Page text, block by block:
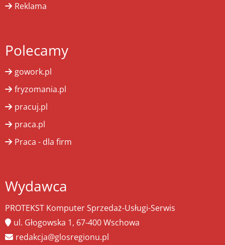
Reklama
Polecamy
gowork.pl
fryzomania.pl
pracuj.pl
praca.pl
Praca - dla firm
Wydawca
PROTEKST Komputer Sprzedaż-Usługi-Serwis
ul. Głogowska 1, 67-400 Wschowa
redakcja@glosregionu.pl